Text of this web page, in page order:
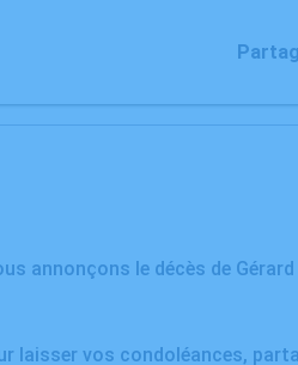
annonçons le décès de
laisser vos condoléances,